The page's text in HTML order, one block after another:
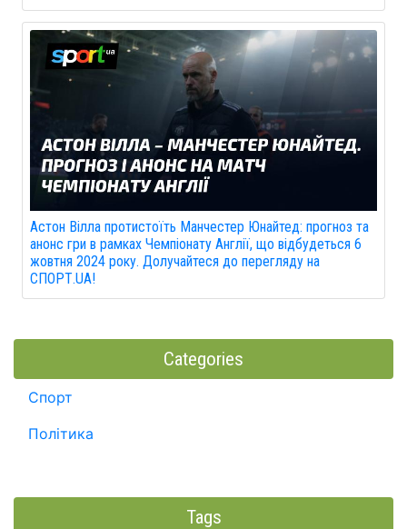
Астон Вілла протистоїть Манчестер Юнайтед: прогноз та
анонс гри в рамках Чемпіонату Англії, що відбудеться 6
жовтня 2024 року. Долучайтеся до перегляду на
СПОРТ.UA!
Categories
Спорт
Політика
Tags